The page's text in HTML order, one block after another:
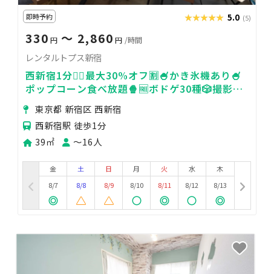
即時予約 ★★★★★
★★★★★ 5.0 (5)
330 円〜 2,860 円 /時間
レンタルトプス新宿
西新宿1分🚶‍♀️最大30%オフ🈹🍧かき氷機あり🍧
ポップコーン食べ放題🍿🆓ボドゲ30種🎲撮影🎥
コーヒー☕️🆓
東京都 新宿区 西新宿
西新宿駅 徒歩1分
39㎡
〜16人
金
8/7
土
8/8
日
8/9
月
8/10
火
8/11
水
8/12
木
8/13